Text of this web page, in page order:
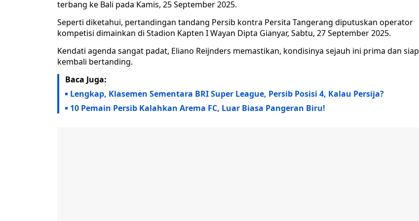
terbang ke Bali pada Kamis, 25 September 2025.
Seperti diketahui, pertandingan tandang Persib kontra Persita Tangerang diputuskan operator
kompetisi dimainkan di Stadion Kapten I Wayan Dipta Gianyar, Sabtu, 27 September 2025.
Kendati agenda sangat padat, Eliano Reijnders memastikan, kondisinya sejauh ini prima dan siap
kembali bertanding.
Baca Juga:
Lengkap, Klasemen Sementara BRI Super League, Persib Posisi 4, Kalau Persija?
10 Pemain Persib Kalahkan Arema FC, Luar Biasa Pangeran Biru!